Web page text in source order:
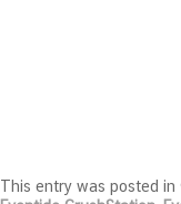
This entry was posted in